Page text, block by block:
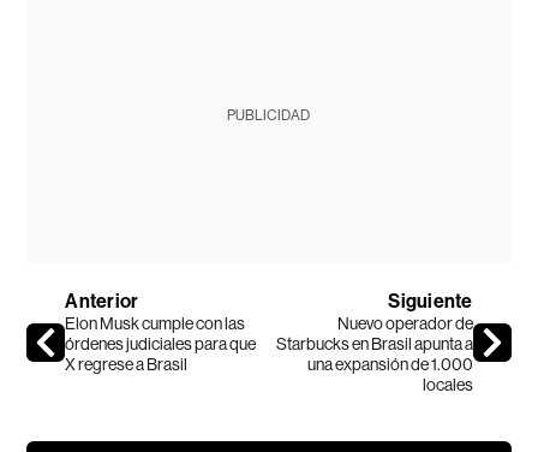
PUBLICIDAD
Anterior
Elon Musk cumple con las
órdenes judiciales para que
X regrese a Brasil
Siguiente
Nuevo operador de
Starbucks en Brasil apunta a
una expansión de 1.000
locales